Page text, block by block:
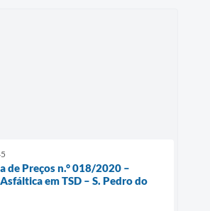
de Preços n.° 018/2020 –
em TSD – S. Pedro do